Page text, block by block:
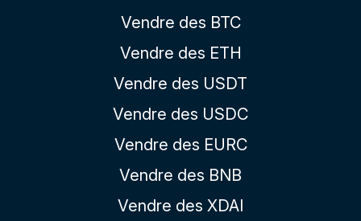
Vendre des BTC
Vendre des ETH
Vendre des USDT
Vendre des USDC
Vendre des EURC
Vendre des BNB
Vendre des XDAI